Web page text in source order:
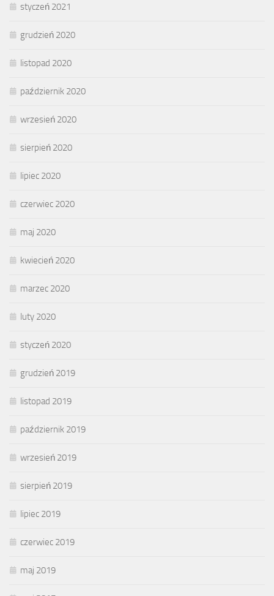
styczeń 2021
grudzień 2020
listopad 2020
październik 2020
wrzesień 2020
sierpień 2020
lipiec 2020
czerwiec 2020
maj 2020
kwiecień 2020
marzec 2020
luty 2020
styczeń 2020
grudzień 2019
listopad 2019
październik 2019
wrzesień 2019
sierpień 2019
lipiec 2019
czerwiec 2019
maj 2019